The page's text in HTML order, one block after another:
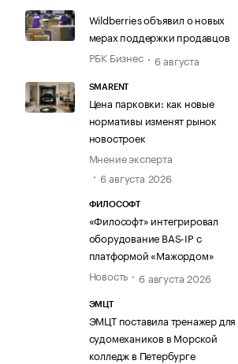
Wildberries объявил о новых
мерах поддержки продавцов
РБК Бизнес
6 августа
SMARENT
Цена парковки: как новые
нормативы изменят рынок
новостроек
Мнение эксперта
6 августа 2026
ФИЛОСОФТ
«Философт» интегрировал
оборудование BAS-IP с
платформой «Мажордом»
Новость
6 августа 2026
ЭМЦТ
ЭМЦТ поставила тренажер для
судомехаников в Морской
колледж в Петербурге